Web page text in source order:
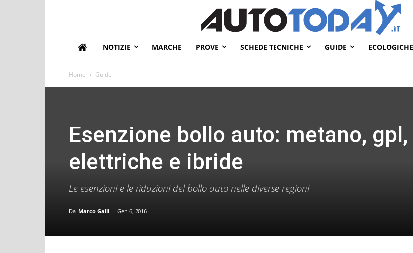
NOTIZIE MARCHE PROVE SCHEDE TECNICHE GUIDE ECOLOGICHE
Home Guide
Esenzione bollo auto: metano, gpl,
elettriche e ibride
Le esenzioni e le riduzioni del bollo auto nelle diverse regioni
Da Marco Galli - Gen 6, 2016